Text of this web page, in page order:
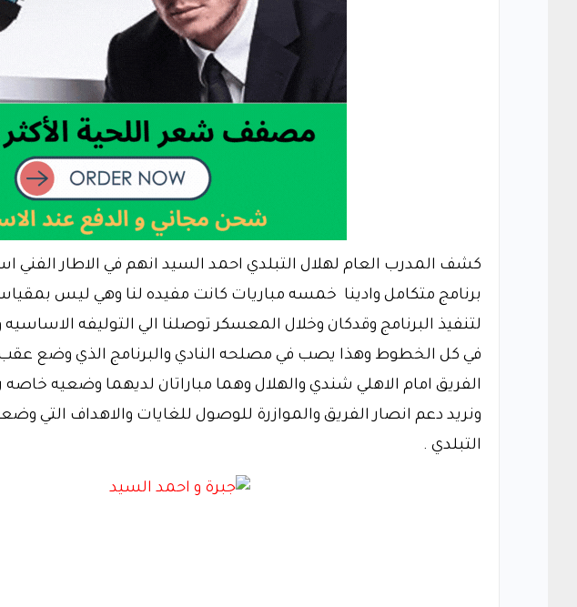
كشف المدرب العام لهلال التبلدي احمد السيد انهم في الاطار الفني
برنامج متكامل وادينا خمسه مباريات كانت مفيده لنا وهي ليس بمقياس
لتنفيذ البرنامج وقدكان وخلال المعسكر توصلنا الي التوليفه
في كل الخطوط وهذا يصب في مصلحه النادي والبرنامج الذي وضع عقب
الفريق امام الاهلي شندي والهلال وهما مباراتان لديهما وضعيه
ونريد دعم انصار الفريق والموازرة للوصول للغايات والاهداف التي
التبلدي .